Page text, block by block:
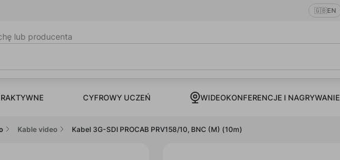
🇬🇧EN
lub producenta
CYFROWY UCZEŃ WIDEOKONFERENCJE I NAGRYWANIE
Kable video Kabel 3G-SDI PROCAB PRV158/10, BNC (M) (10m)